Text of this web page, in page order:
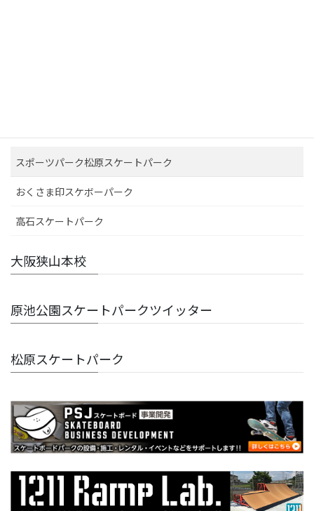
スポーツパーク松原スケートパーク
おくさま印スケボーパーク
高石スケートパーク
大阪狭山本校
原池公園スケートパークツイッター
松原スケートパーク